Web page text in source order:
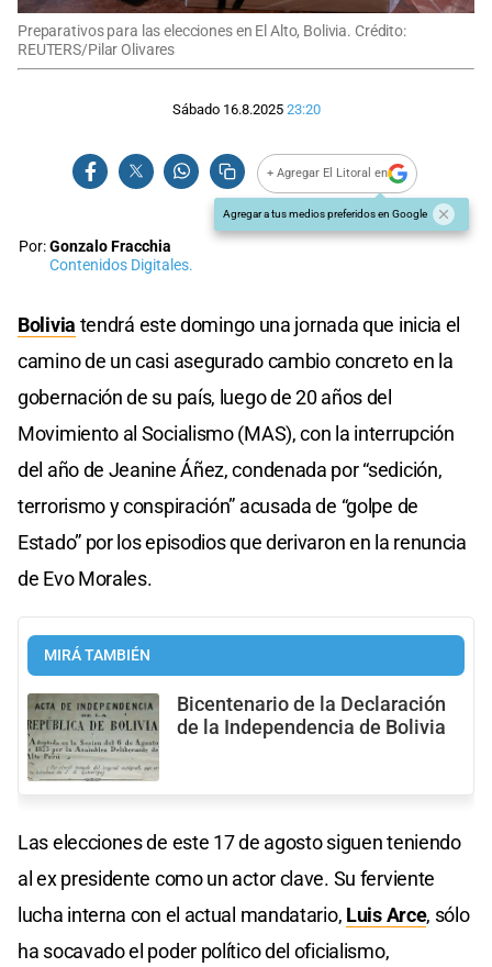
Preparativos para las elecciones en El Alto, Bolivia. Crédito:
REUTERS/Pilar Olivares
Sábado 16.8.2025 23:20
+ Agregar El Litoral en
Agregar a tus medios preferidos en Google
Por:Gonzalo Fracchia
Contenidos Digitales.
Bolivia tendrá este domingo una jornada que inicia el
camino de un casi asegurado cambio concreto en la
gobernación de su país, luego de 20 años del
Movimiento al Socialismo (MAS), con la interrupción
del año de Jeanine Áñez, condenada por “sedición,
terrorismo y conspiración” acusada de “golpe de
Estado” por los episodios que derivaron en la renuncia
de Evo Morales.
MIRÁ TAMBIÉN
Bicentenario de la Declaración
de la Independencia de Bolivia
Las elecciones de este 17 de agosto siguen teniendo
al ex presidente como un actor clave. Su ferviente
lucha interna con el actual mandatario, Luis Arce, sólo
ha socavado el poder político del oficialismo,